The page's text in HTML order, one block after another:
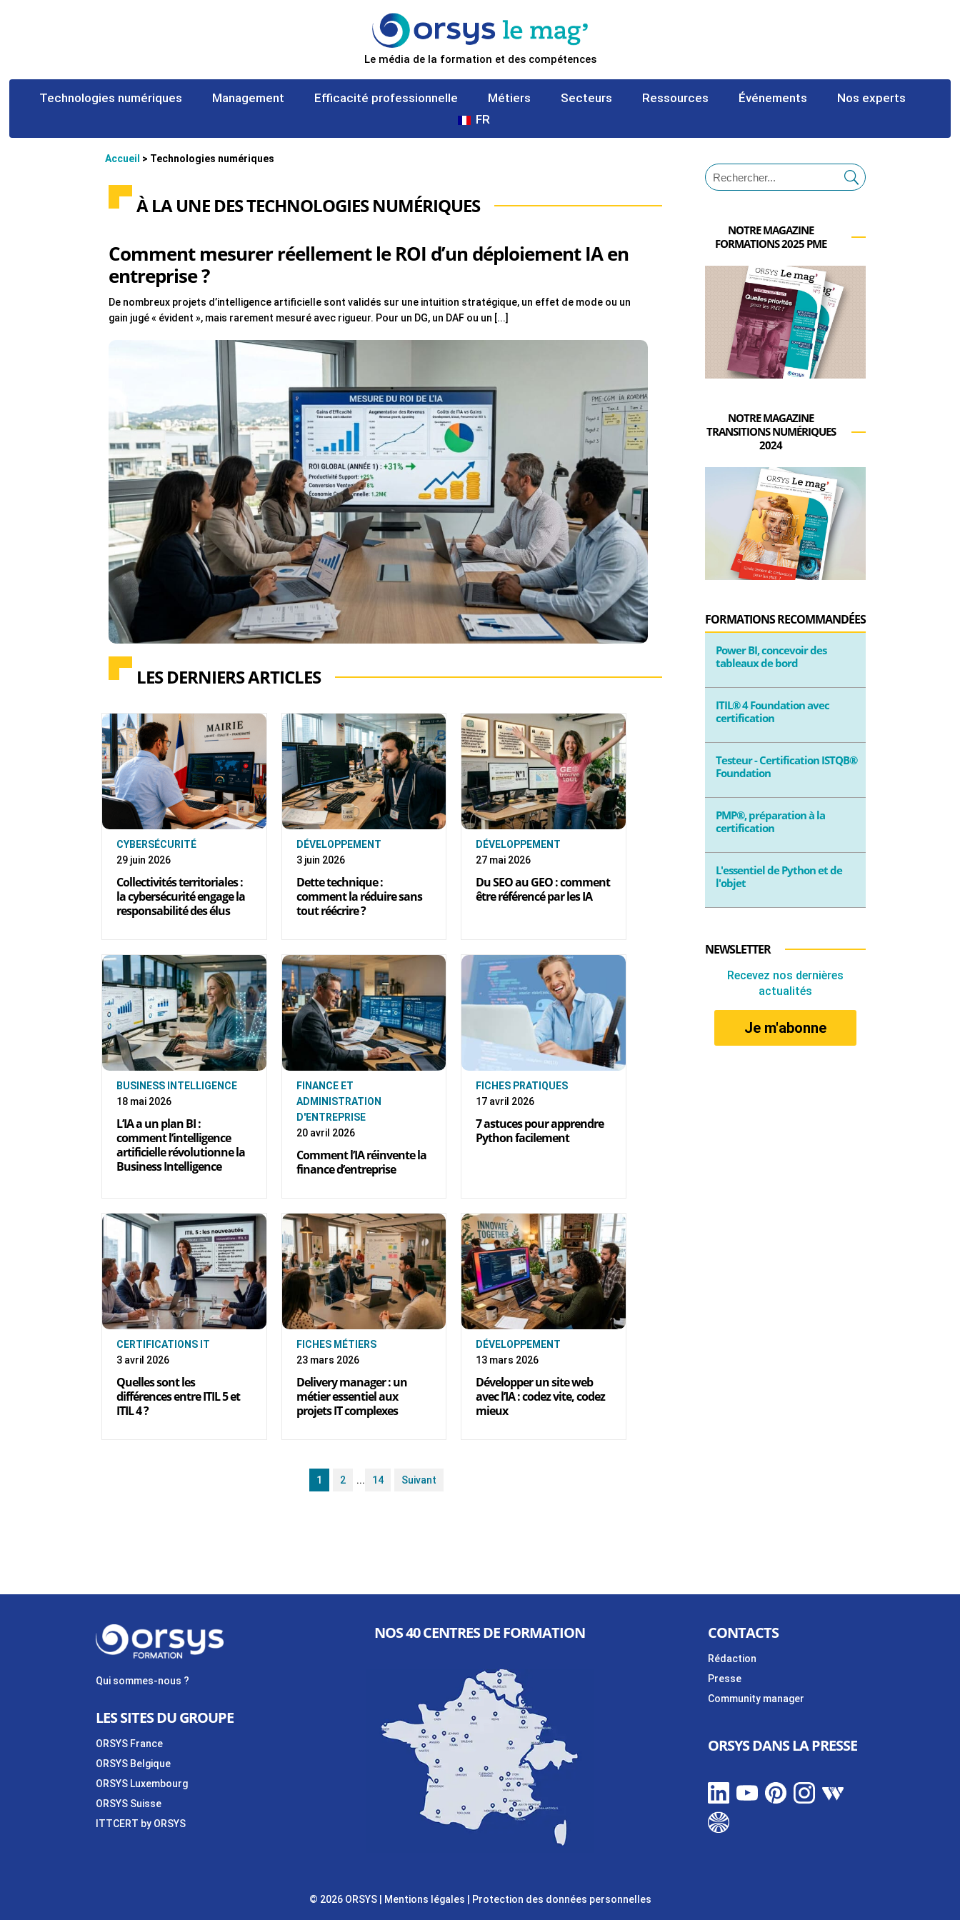
Le média de la formation et des compétences
Technologies numériques Management Efficacité professionnelle Métiers Secteurs Ressources Événements
Nos experts
FR
Accueil > Technologies numériques
À LA UNE DES TECHNOLOGIES NUMÉRIQUES
Comment mesurer réellement le ROI d’un déploiement IA en
entreprise ?
De nombreux projets d’intelligence artificielle sont validés sur une intuition stratégique, un effet de mode ou un
gain jugé « évident », mais rarement mesuré avec rigueur. Pour un DG, un DAF ou un [...]
LES DERNIERS ARTICLES
CYBERSÉCURITÉ
29 juin 2026
Collectivités territoriales :
la cybersécurité engage la
responsabilité des élus
DÉVELOPPEMENT
3 juin 2026
Dette technique :
comment la réduire sans
tout réécrire ?
DÉVELOPPEMENT
27 mai 2026
Du SEO au GEO : comment
être référencé par les IA
BUSINESS INTELLIGENCE
18 mai 2026
L’IA a un plan BI :
comment l’intelligence
artificielle révolutionne la
Business Intelligence
FINANCE ET
ADMINISTRATION
D'ENTREPRISE
20 avril 2026
Comment l’IA réinvente la
finance d’entreprise
FICHES PRATIQUES
17 avril 2026
7 astuces pour apprendre
Python facilement
CERTIFICATIONS IT
3 avril 2026
Quelles sont les
différences entre ITIL 5 et
ITIL 4 ?
FICHES MÉTIERS
23 mars 2026
Delivery manager : un
métier essentiel aux
projets IT complexes
DÉVELOPPEMENT
13 mars 2026
Développer un site web
avec l’IA : codez vite, codez
mieux
1 2 ... 14 Suivant
NOTRE MAGAZINE
FORMATIONS 2025 PME
NOTRE MAGAZINE
TRANSITIONS NUMÉRIQUES
2024
FORMATIONS RECOMMANDÉES
Power BI, concevoir des
tableaux de bord
ITIL® 4 Foundation avec
certification
Testeur - Certification ISTQB®
Foundation
PMP®, préparation à la
certification
L'essentiel de Python et de
l'objet
NEWSLETTER
Recevez nos dernières
actualités
Je m'abonne
Qui sommes-nous ?
LES SITES DU GROUPE
ORSYS France
ORSYS Belgique
ORSYS Luxembourg
ORSYS Suisse
ITTCERT by ORSYS
NOS 40 CENTRES DE FORMATION CONTACTS
Rédaction
Presse
Community manager
ORSYS DANS LA PRESSE
© 2026 ORSYS Mentions légales Protection des données personnelles